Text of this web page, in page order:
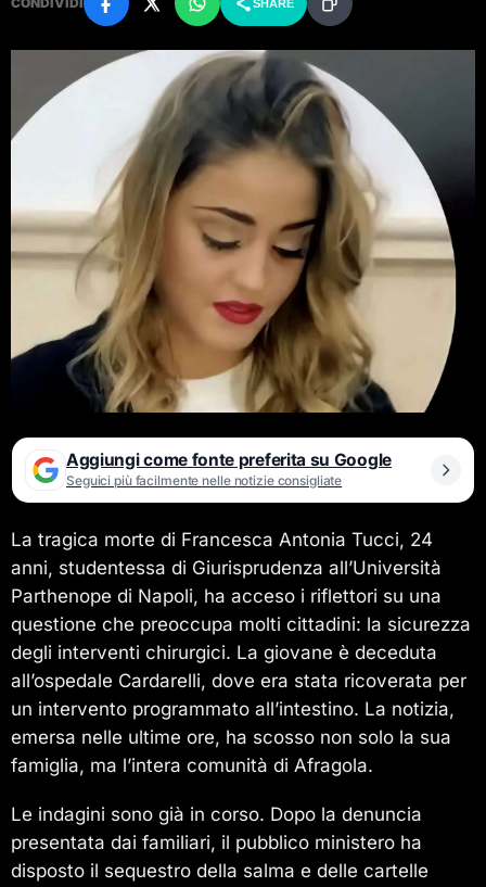
SHARE
Aggiungi come fonte preferita su Google
Seguici più facilmente nelle notizie consigliate
La tragica morte di Francesca Antonia Tucci, 24
anni, studentessa di Giurisprudenza all’Università
Parthenope di Napoli, ha acceso i riflettori su una
questione che preoccupa molti cittadini: la sicurezza
degli interventi chirurgici. La giovane è deceduta
all’ospedale Cardarelli, dove era stata ricoverata per
un intervento programmato all’intestino. La notizia,
emersa nelle ultime ore, ha scosso non solo la sua
famiglia, ma l’intera comunità di Afragola.
Le indagini sono già in corso. Dopo la denuncia
presentata dai familiari, il pubblico ministero ha
disposto il sequestro della salma e delle cartelle